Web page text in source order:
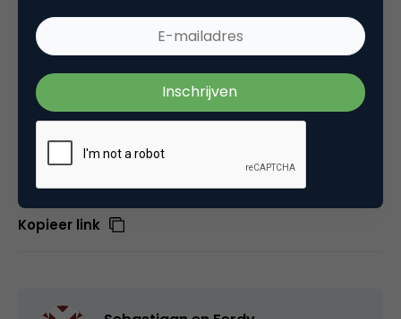
het uitvoeren van deze hobby, aan de man te
brengen!
Bron: ziehierde volledige presentatie van Andrew.
Deel dit artikel
Kopieer link